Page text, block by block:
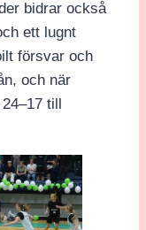
bidrar också
ett lugnt
försvar och
och när
till